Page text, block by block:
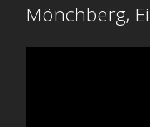
Mönchberg,